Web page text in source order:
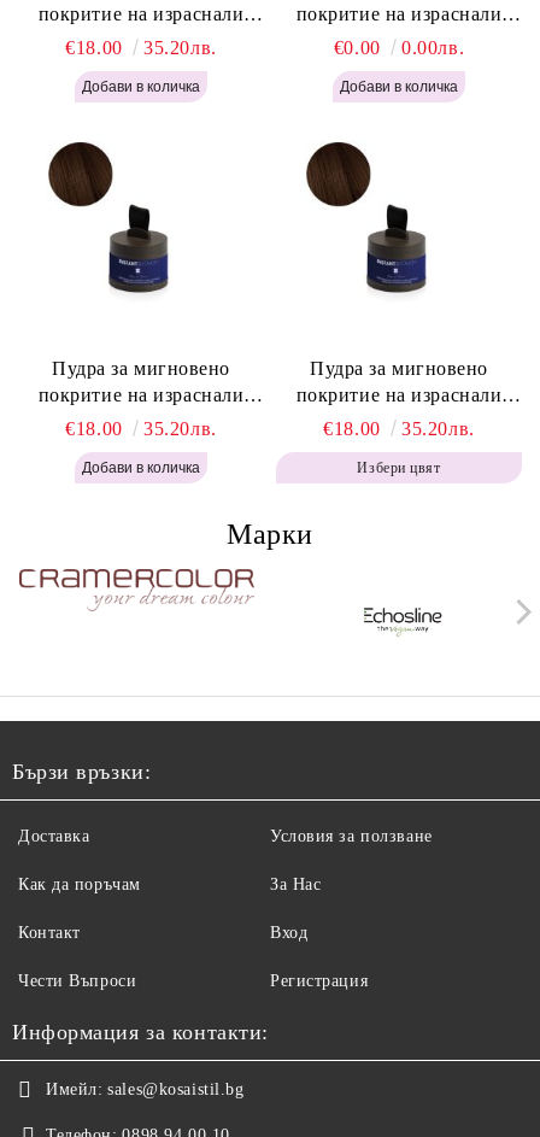
покритие на израснали
корени Русо - Labor Pro
Instant Retouch Powder -
Blonde H645
€18.00 35.20лв.
покритие на израснали
корени Светло Кафяво -
Labor Pro Instant Retouch
Powder - Light Brown H644
€0.00 0.00лв.
Пудра за мигновено
покритие на израснали
корени Топло Кафяво -
Labor Pro Instant Retouch
Powder - Warm Brown H643
€18.00 35.20лв.
Пудра за мигновено
покритие на израснали
корени Кафяво - Labor Pro
Instant Retouch Powder -
Brown H642
€18.00 35.20лв.
Избери цвят
Марки
Бързи връзки:
Доставка
Как да поръчам
Контакт
Чести Въпроси
Условия за ползване
За Нас
Вход
Регистрация
Информация за контакти:
Имейл: sales@kosaistil.bg